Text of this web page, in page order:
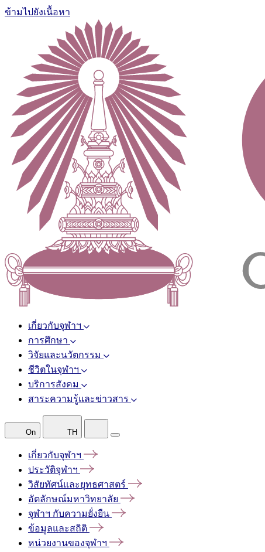
ข้ามไปยังเนื้อหา
เกี่ยวกับจุฬาฯ
การศึกษา
วิจัยและนวัตกรรม
ชีวิตในจุฬาฯ
บริการสังคม
สาระความรู้และข่าวสาร
On TH
เกี่ยวกับจุฬาฯ
ประวัติจุฬาฯ
วิสัยทัศน์และยุทธศาสตร์
อัตลักษณ์มหาวิทยาลัย
จุฬาฯ กับความยั่งยืน
ข้อมูลและสถิติ
หน่วยงานของจุฬาฯ